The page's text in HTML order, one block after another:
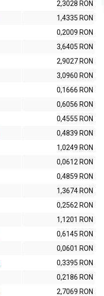
2,3028 RON
1,4335 RON
0,2009 RON
3,6405 RON
2,9027 RON
3,0960 RON
0,1666 RON
0,6056 RON
0,4555 RON
0,4839 RON
1,0249 RON
0,0612 RON
0,4859 RON
1,3674 RON
0,2562 RON
1,1201 RON
0,6145 RON
0,0601 RON
0,3395 RON
0,2186 RON
2,7069 RON